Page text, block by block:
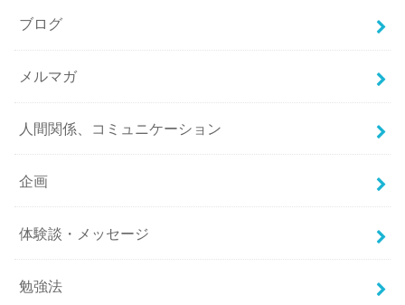
ブログ
メルマガ
人間関係、コミュニケーション
企画
体験談・メッセージ
勉強法